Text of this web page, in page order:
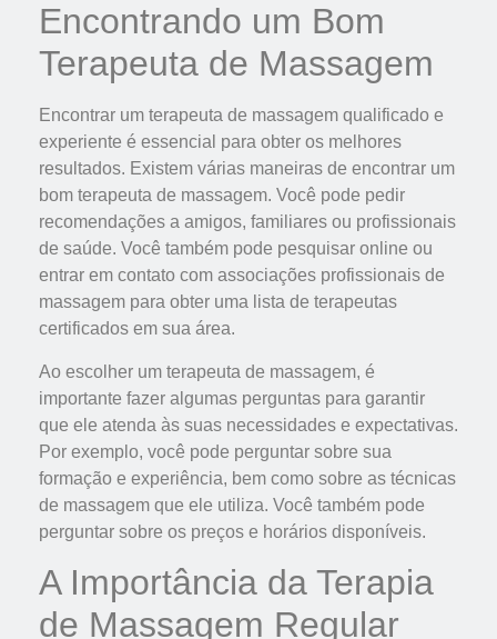
Encontrando um Bom
Terapeuta de Massagem
Encontrar um terapeuta de massagem qualificado e
experiente é essencial para obter os melhores
resultados. Existem várias maneiras de encontrar um
bom terapeuta de massagem. Você pode pedir
recomendações a amigos, familiares ou profissionais
de saúde. Você também pode pesquisar online ou
entrar em contato com associações profissionais de
massagem para obter uma lista de terapeutas
certificados em sua área.
Ao escolher um terapeuta de massagem, é
importante fazer algumas perguntas para garantir
que ele atenda às suas necessidades e expectativas.
Por exemplo, você pode perguntar sobre sua
formação e experiência, bem como sobre as técnicas
de massagem que ele utiliza. Você também pode
perguntar sobre os preços e horários disponíveis.
A Importância da Terapia
de Massagem Regular